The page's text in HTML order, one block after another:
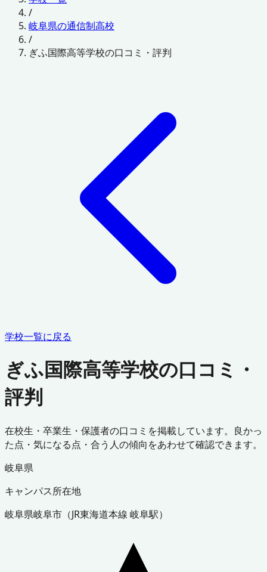
/
岐阜県の通信制高校
/
ぎふ国際高等学校の口コミ・評判
学校一覧に戻る
ぎふ国際高等学校の口コミ・
評判
在校生・卒業生・保護者の口コミを掲載しています。良かっ
た点・気になる点・合う人の傾向をあわせて確認できます。
岐阜県
キャンパス所在地
岐阜県岐阜市 （JR東海道本線 岐阜駅）